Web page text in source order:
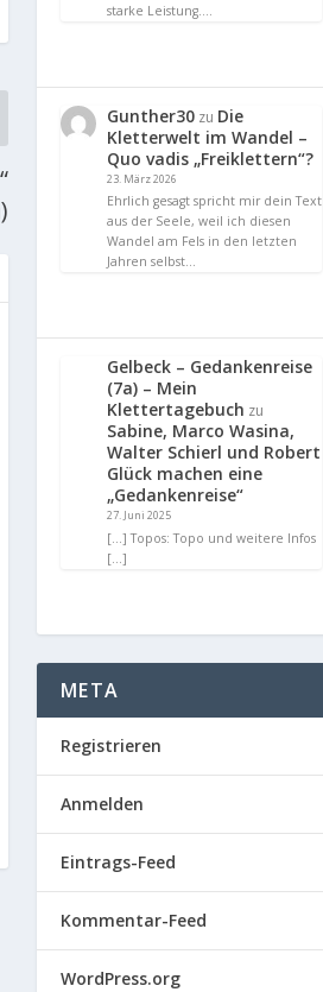
starke Leistung.…
Gunther30 zu Die
Kletterwelt im Wandel –
Quo vadis „Freiklettern“?
23. März 2026
Ehrlich gesagt spricht mir dein Text
aus der Seele, weil ich diesen
Wandel am Fels in den letzten
Jahren selbst…
Gelbeck – Gedankenreise
(7a) – Mein
Klettertagebuch zu
Sabine, Marco Wasina,
Walter Schierl und Robert
Glück machen eine
„Gedankenreise“
27. Juni 2025
[…] Topos: Topo und weitere Infos
[…]
META
Registrieren
Anmelden
Eintrags-Feed
Kommentar-Feed
WordPress.org